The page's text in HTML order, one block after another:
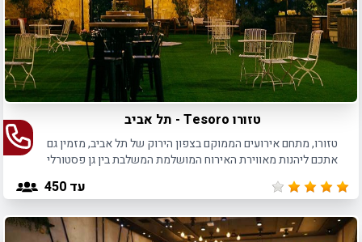
טזורו Tesoro - תל אביב
טזורו, מתחם אירועים הממוקם בצפון הירוק של תל אביב, מזמין גם
אתכם ליהנות מאווירת האירוח המושלמת המשלבת בין גן פסטורלי
עד 450